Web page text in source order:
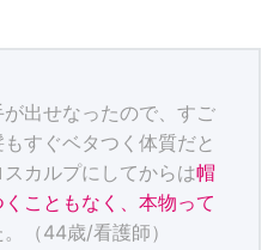
出せなったので、すご
すぐベタつく体質だと
カルプにしてからは帽
こともなく、本物って
（44歳/看護師）